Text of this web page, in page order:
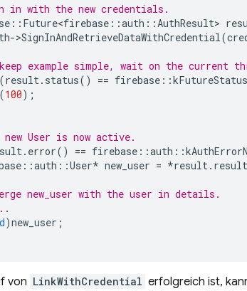
in with the new credentials.
:: Future<firebase ::auth ::AuthResult>
->SignInAndRetrieveDataWithCredential(
example simple, wait on the current
result. status() == firebase ::
100);
User is now active.
. error() == firebase ::auth ::
::auth ::User* new_user = *result. result
new_user with the user in details.
)new_user ;
von LinkWithCredential erfolgreich ist,